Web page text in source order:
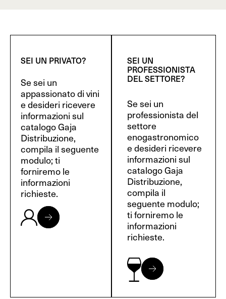
SEI UN PRIVATO?
Se sei un
appassionato di vini
e desideri ricevere
informazioni sul
catalogo Gaja
Distribuzione,
compila il seguente
modulo; ti
forniremo le
informazioni
richieste.
SEI UN
PROFESSIONISTA
DEL SETTORE?
Se sei un
professionista del
settore
enogastronomico
e desideri ricevere
informazioni sul
catalogo Gaja
Distribuzione,
compila il
seguente modulo;
ti forniremo le
informazioni
richieste.